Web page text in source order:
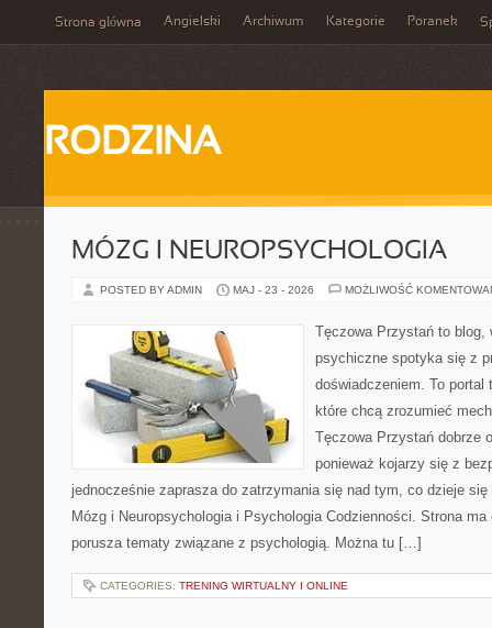
Strona główna Angielski Archiwum Kategorie Poranek
RODZINA
MÓZG I NEUROPSYCHOLOGIA
POSTED BY ADMIN MAJ - 23 - 2026 MOŻLIWOŚĆ
Tęczowa Przystań to blog,
psychiczne spotyka się z
doświadczeniem. To
które chcą zrozumieć
Tęczowa Przystań dobrze
ponieważ kojarzy się z
jednocześnie zaprasza do zatrzymania się nad tym, co dzieje się
Mózg i Neuropsychologia i Psychologia Codzienności. Strona
porusza tematy związane z psychologią. Można tu […]
CATEGORIES: TRENING WIRTUALNY I ONLINE